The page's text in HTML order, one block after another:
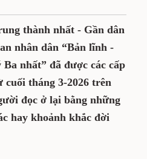
thành nhất - Gần dân
nhân dân “Bản lĩnh -
nhất” đã được các cấp
tháng 3-2026 trên
đọc ở lại bằng những
hay khoảnh khắc đời